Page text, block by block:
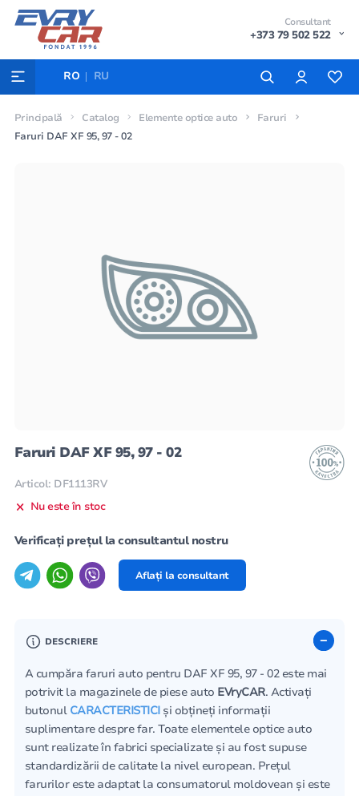
Consultant
+373 79 502 522
RO RU
Principală Catalog Elemente optice auto
Faruri
Faruri DAF XF 95, 97 - 02
Faruri DAF XF 95, 97 - 02
Articol: DF1113RV
Nu este în stoc
Verificați prețul la consultantul nostru
Aflați la consultant
DESCRIERE
A cumpăra faruri auto pentru DAF XF 95, 97 - 02 este mai
potrivit la magazinele de piese auto EVryCAR. Activați
butonul CARACTERISTICIși obțineți informații
suplimentare despre far. Toate elementele optice auto
sunt realizate în fabrici specializate și au fost supuse
standardizării de calitate la nivel european. Prețul
farurilor este adaptat la consumatorul moldovean și este